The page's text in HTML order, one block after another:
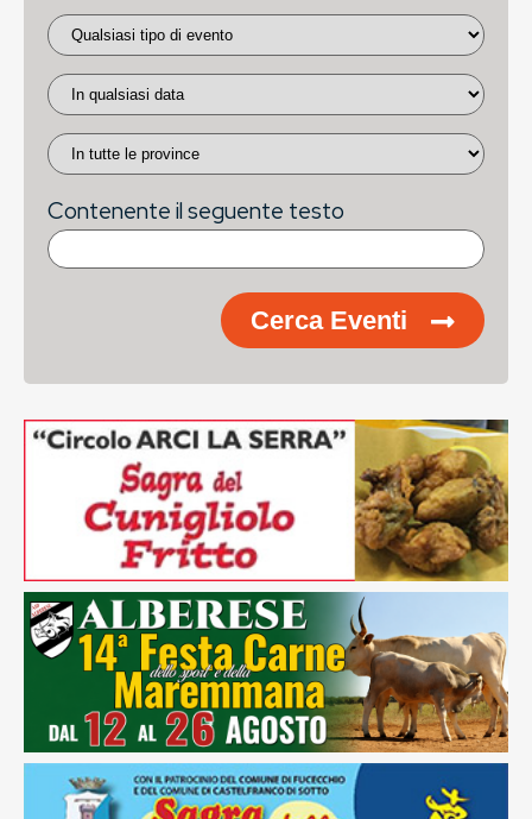
Contenente il seguente testo
Cerca Eventi